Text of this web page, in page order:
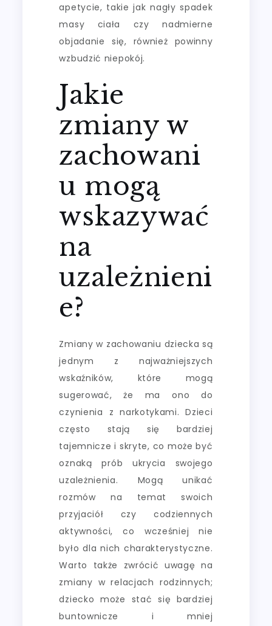
apetycie, takie jak nagły spadek
masy ciała czy nadmierne
objadanie się, również powinny
wzbudzić niepokój.
Jakie
zmiany w
zachowani
u mogą
wskazywać
na
uzależnieni
e?
Zmiany w zachowaniu dziecka są
jednym z najważniejszych
wskaźników, które mogą
sugerować, że ma ono do
czynienia z narkotykami. Dzieci
często stają się bardziej
tajemnicze i skryte, co może być
oznaką prób ukrycia swojego
uzależnienia. Mogą unikać
rozmów na temat swoich
przyjaciół czy codziennych
aktywności, co wcześniej nie
było dla nich charakterystyczne.
Warto także zwrócić uwagę na
zmiany w relacjach rodzinnych;
dziecko może stać się bardziej
buntownicze i mniej